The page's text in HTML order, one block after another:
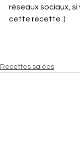
réseaux sociaux, si
cette recette :)
Recettes salées